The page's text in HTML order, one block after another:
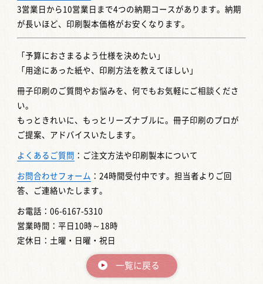
3営業日から10営業日まで4つの納期コースがあります。納期
が長いほど、印刷製本価格がお安くなります。
「予算におさまるよう仕様を決めたい」
「用途にあった紙や、印刷方法を教えてほしい」
冊子印刷のご質問やお悩みを、何でもお気軽にご相談くださ
い。
もっときれいに、もっとリーズナブルに。冊子印刷のプロが
ご提案、アドバイスいたします。
よくあるご質問 ：ご注文方法や印刷製本について
お問合わせフォーム ：24時間受付中です。担当者よりご回
答、ご連絡いたします。
お電話：06-6167-5310
営業時間：平日10時～18時
定休日：土曜・日曜・祝日
一覧に戻る